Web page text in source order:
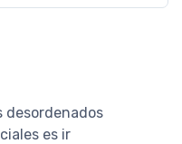
desordenados
es ir